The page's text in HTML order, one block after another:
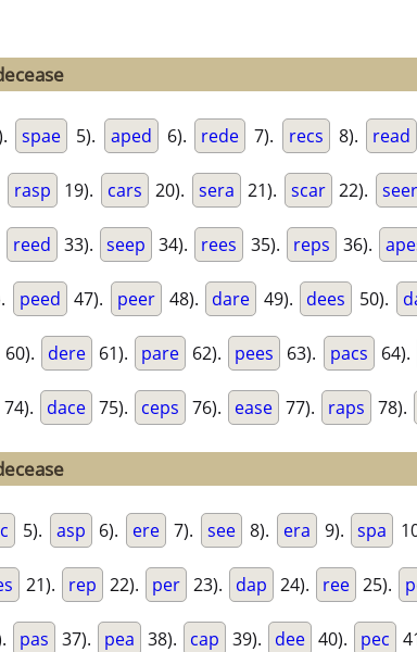
spae 5). aped 6). rede 7). recs 8). read
rasp 19). cars 20). sera 21). scar 22). seer
reed 33). seep 34). rees 35). reps 36).
peed 47). peer 48). dare 49). dees 50).
60). dere 61). pare 62). pees 63). pacs 64).
74). dace 75). ceps 76). ease 77). raps 78).
5). asp 6). ere 7). see 8). era 9). spa
21). rep 22). per 23). dap 24). ree 25).
pas 37). pea 38). cap 39). dee 40). pec